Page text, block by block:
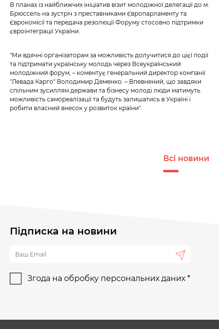
В планах із найближчих ініціатив візит молодіжної делегації до м.
Брюссель на зустріч з преставниками Європарламенту та
Єврокомісії та передача резолюції Форуму стосовно підтримки
євроінтеграції України.
"Ми вдячні організаторам за можливість долучитися до цієї події
та підтримати українську молодь через Всеукраїнський
молодіжний форум, – коментує генеральний директор компанії
"Левада Карго" Володимир Деменко. – Впевнений, що завдяки
спільним зусиллям держави та бізнесу молоді люди матимуть
можливість самореалізації та будуть залишатись в Україні і
робити власний внесок у розвиток країни".
Всі новини
Підписка на новини
Згода на обробку персональних даних *